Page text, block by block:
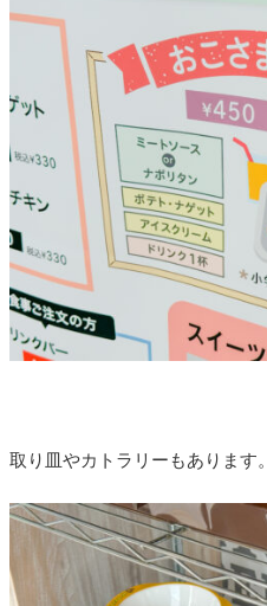
取り皿やカトラリーもあります。